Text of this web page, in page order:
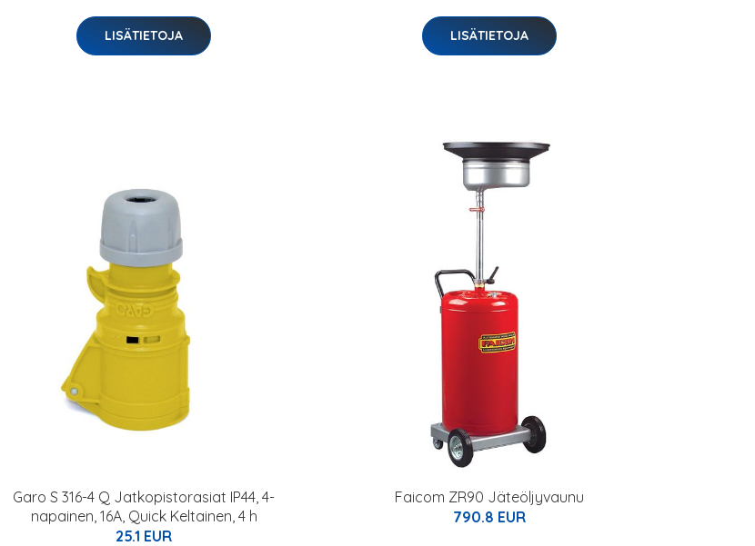
LISÄTIETOJA LISÄTIETOJA
Garo S 316-4 Q Jatkopistorasiat IP44, 4-
napainen, 16A, Quick Keltainen, 4 h
25.1 EUR
Faicom ZR90 Jäteöljyvaunu
790.8 EUR